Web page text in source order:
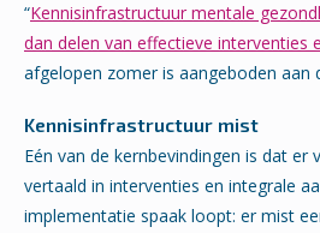
“Kennisinfrastructuur mentale
dan delen van effectieve interventies
afgelopen zomer is aangeboden aan
Kennisinfrastructuur mist
Eén van de kernbevindingen is dat er
vertaald in interventies en integrale
implementatie spaak loopt: er mist